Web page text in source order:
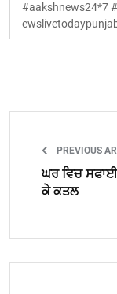
#aakshnews24*7
PREVIOUS
ਘਰ ਵਿਚ
ਕੇ ਕਤਲ